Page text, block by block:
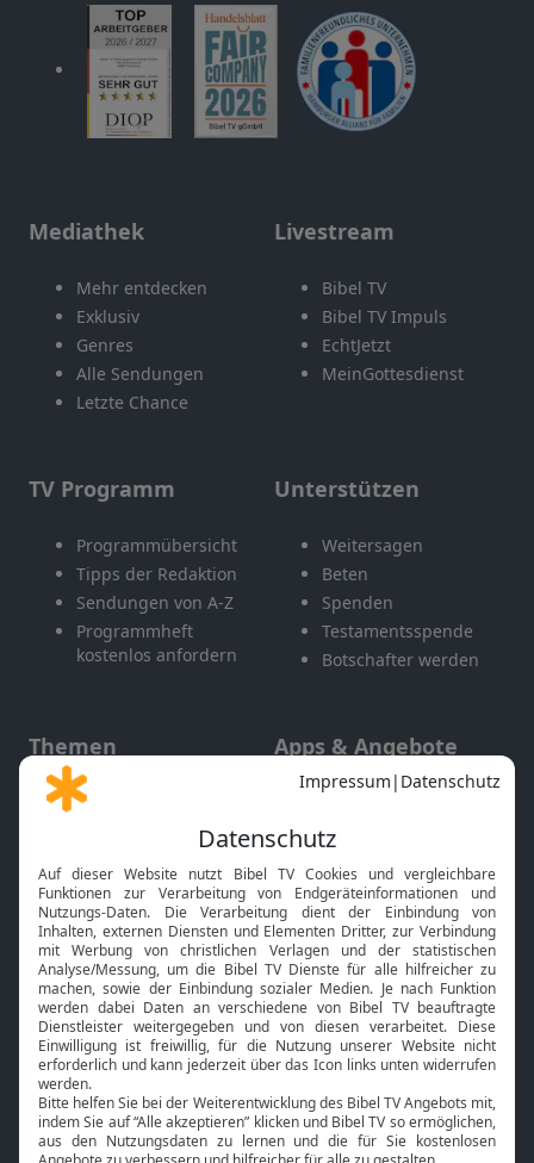
Mediathek
Mehr entdecken
Exklusiv
Genres
Alle Sendungen
Letzte Chance
Livestream
Bibel TV
Bibel TV Impuls
EchtJetzt
MeinGottesdienst
TV Programm
Programmübersicht
Tipps der Redaktion
Sendungen von A-Z
Programmheft
kostenlos anfordern
Unterstützen
Weitersagen
Beten
Spenden
Testamentsspende
Botschafter werden
Themen
Gott und Bibel erklärt
Neuigkeiten
Apps & Angebote
Mobile App
Smart TV
HbbTV
Bibelthek Online-Bibel
Nächster Gottesdienst
Bibel TV
Über uns
Jobs
Service
Kontakt
TV-Empfang